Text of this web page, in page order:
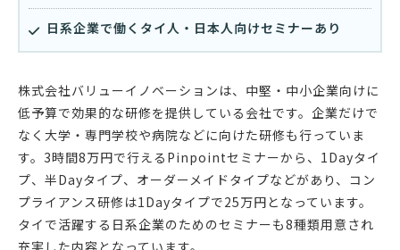
日系企業で働くタイ人・日本人向けセミナーあり
株式会社バリューイノベーションは、中堅・中小企業向けに
低予算で効果的な研修を提供している会社です。企業だけで
なく大学・専門学校や病院などに向けた研修も行っていま
す。3時間8万円で行えるPinpointセミナーから、1Dayタイ
プ、半Dayタイプ、オーダーメイドタイプなどがあり、コン
プライアンス研修は1Dayタイプで25万円となっています。
タイで活躍する日系企業のためのセミナーも8種類用意され